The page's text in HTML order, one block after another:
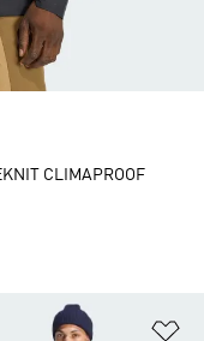
Liste de produits
CLIMAPROOF